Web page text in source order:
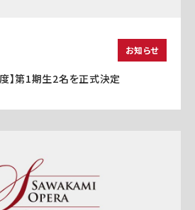
お知らせ
】第1期生2名を正式決定